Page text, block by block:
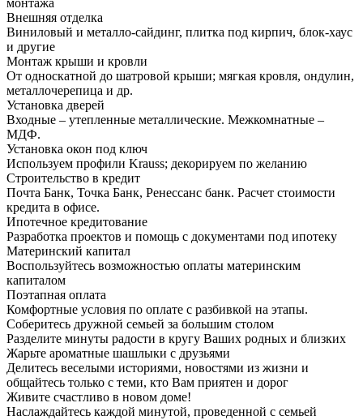
монтажа
Внешняя отделка
Виниловый и металло-сайдинг, плитка под кирпич, блок-хаус
и другие
Монтаж крыши и кровли
От односкатной до шатровой крыши; мягкая кровля, ондулин,
металлочерепица и др.
Установка дверей
Входные – утепленные металлические. Межкомнатные –
МДФ.
Установка окон под ключ
Используем профили Krauss; декорируем по желанию
Строительство в кредит
Почта Банк, Точка Банк, Ренессанс банк. Расчет стоимости
кредита в офисе.
Ипотечное кредитование
Разработка проектов и помощь с документами под ипотеку
Материнский капитал
Воспользуйтесь возможностью оплаты материнским
капиталом
Поэтапная оплата
Комфортные условия по оплате с разбивкой на этапы.
Соберитесь дружной семьей за большим столом
Разделите минуты радости в кругу Ваших родных и близких
Жарьте ароматные шашлыки с друзьями
Делитесь веселыми историями, новостями из жизни и
общайтесь только с теми, кто Вам приятен и дорог
Живите счастливо в новом доме!
Наслаждайтесь каждой минутой, проведенной с семьей